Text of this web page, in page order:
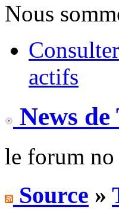
Nous
actifs
News
le forum no
Source »